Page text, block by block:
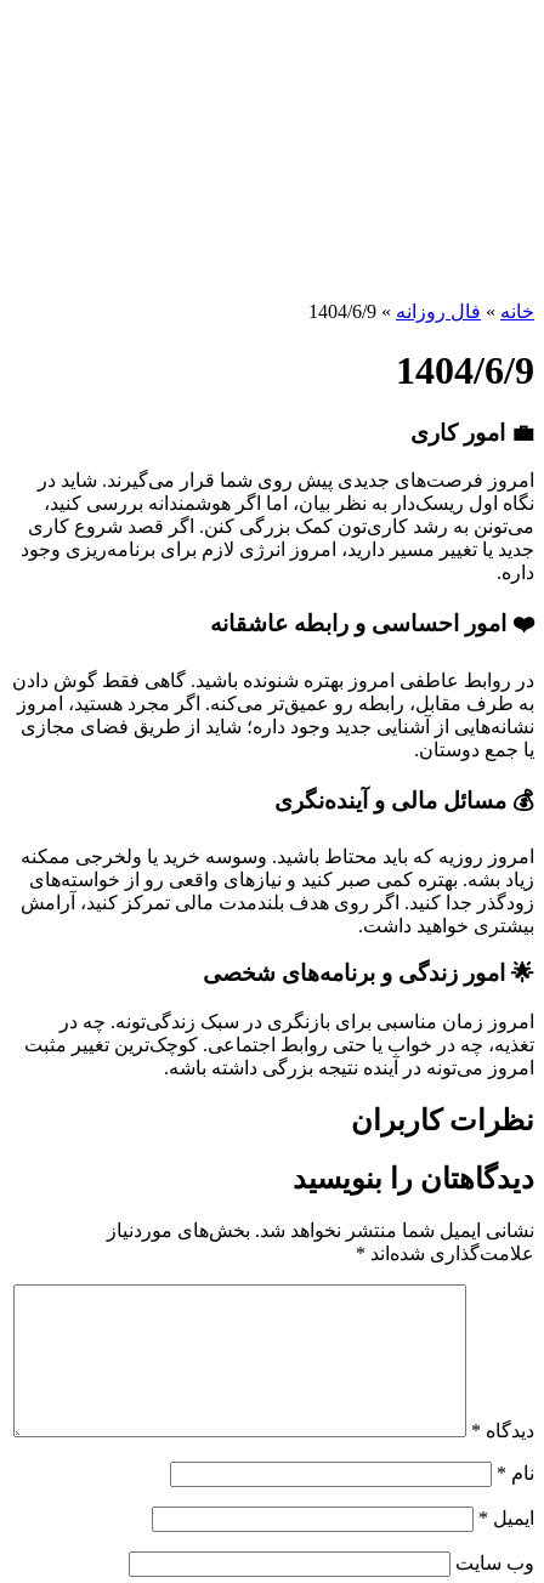
خانه » فال روزانه »
1404/6/9
1404/6/9
💼 امور کاری
امروز فرصت‌های جدیدی پیش روی شما قرار می‌گیرند. شاید در
نگاه اول ریسک‌دار به نظر بیان، اما اگر هوشمندانه بررسی کنید،
می‌تونن به رشد کاری‌تون کمک بزرگی کنن. اگر قصد شروع کاری
جدید یا تغییر مسیر دارید، امروز انرژی لازم برای برنامه‌ریزی وجود
داره.
❤️ امور احساسی و رابطه عاشقانه
در روابط عاطفی امروز بهتره شنونده باشید. گاهی فقط گوش دادن
به طرف مقابل، رابطه رو عمیق‌تر می‌کنه. اگر مجرد هستید، امروز
نشانه‌هایی از آشنایی جدید وجود داره؛ شاید از طریق فضای مجازی
یا جمع دوستان.
💰 مسائل مالی و آینده‌نگری
امروز روزیه که باید محتاط باشید. وسوسه خرید یا ولخرجی ممکنه
زیاد بشه. بهتره کمی صبر کنید و نیازهای واقعی رو از خواسته‌های
زودگذر جدا کنید. اگر روی هدف بلندمدت مالی تمرکز کنید، آرامش
بیشتری خواهید داشت.
🌟 امور زندگی و برنامه‌های شخصی
امروز زمان مناسبی برای بازنگری در سبک زندگی‌تونه. چه در
تغذیه، چه در خواب یا حتی روابط اجتماعی. کوچک‌ترین تغییر مثبت
امروز می‌تونه در آینده نتیجه بزرگی داشته باشه.
نظرات کاربران
دیدگاهتان را بنویسید
نشانی ایمیل شما منتشر نخواهد شد. بخش‌های موردنیاز
علامت‌گذاری شده‌اند *
دیدگاه *
نام *
ایمیل *
وب‌ سایت